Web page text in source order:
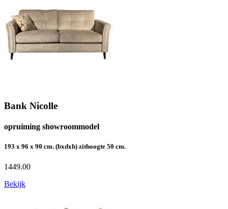
Bank Nicolle
opruiming showroommodel
193 x 96 x 90 cm. (bxdxh) zithoogte 50 cm.
1449.00
Bekijk